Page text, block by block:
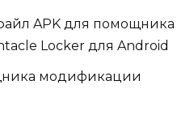
APK для помощника
Locker для Android
модификации